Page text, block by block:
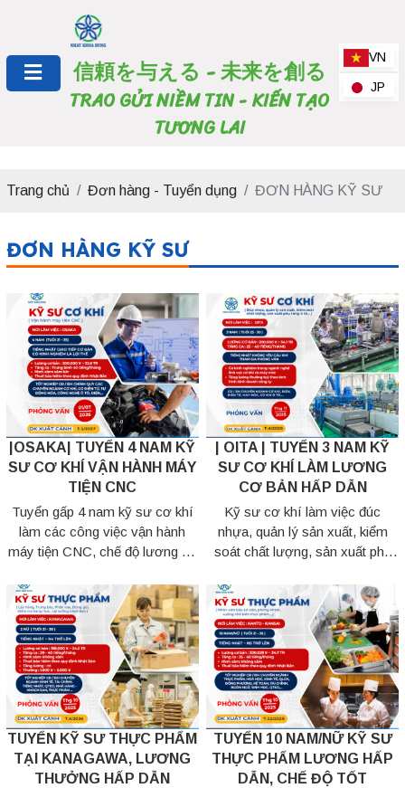
信頼を与える - 未来を創る
TRAO GỬI NIỀM TIN - KIẾN TẠO
TƯƠNG LAI
VN
JP
Trang chủ Đơn hàng - Tuyển dụng ĐƠN HÀNG KỸ SƯ
ĐƠN HÀNG KỸ SƯ
|OSAKA| TUYỂN 4 NAM KỸ
SƯ CƠ KHÍ VẬN HÀNH MÁY
TIỆN CNC
Tuyển gấp 4 nam kỹ sư cơ khí
làm các công việc vận hành
máy tiện CNC, chế độ lương và
đăng ký ngay nhé!
| OITA | TUYỂN 3 NAM KỸ
SƯ CƠ KHÍ LÀM LƯƠNG
CƠ BẢN HẤP DẪN
Kỹ sư cơ khí làm việc đúc
nhựa, quản lý sản xuất, kiểm
soát chất lượng, sản xuất phụ
TUYỂN KỸ SƯ THỰC PHẨM
TẠI KANAGAWA, LƯƠNG
THƯỞNG HẤP DẪN
TUYỂN 10 NAM/NỮ KỸ SƯ
THỰC PHẨM LƯƠNG HẤP
DẪN, CHẾ ĐỘ TỐT